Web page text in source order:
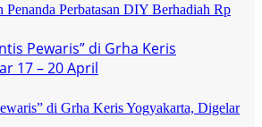
Penanda Perbatasan DIY Berhadiah Rp
di Grha Keris Yogyakarta, Digelar